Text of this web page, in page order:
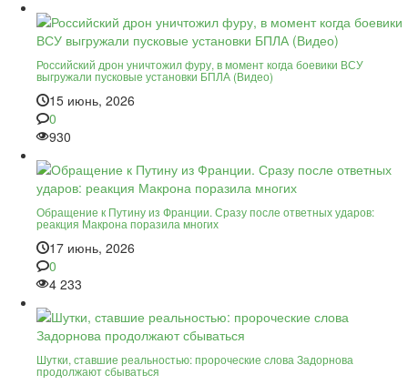
Российский дрон уничтожил фуру, в момент когда боевики ВСУ
выгружали пусковые установки БПЛА (Видео)
15 июнь, 2026
0
930
Обращение к Путину из Франции. Сразу после ответных ударов:
реакция Макрона поразила многих
17 июнь, 2026
0
4 233
Шутки, ставшие реальностью: пророческие слова Задорнова
продолжают сбываться